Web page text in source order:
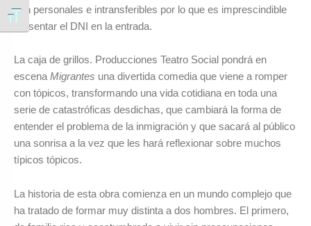
Alternar tamaño de letra
son personales e intransferibles por lo que es imprescindible
presentar el DNI en la entrada.
La caja de grillos. Producciones Teatro Social pondrá en
escenaMigrantes una divertida comedia que viene a romper
con tópicos, transformando una vida cotidiana en toda una
serie de catastróficas desdichas, que cambiará la forma de
entender el problema de la inmigración y que sacará al público
una sonrisa a la vez que les hará reflexionar sobre muchos
típicos tópicos.
La historia de esta obra comienza en un mundo complejo que
ha tratado de formar muy distinta a dos hombres. El primero,